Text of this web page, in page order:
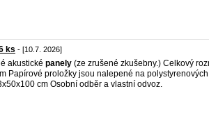
ks - [10.7. 2026]
akustické panely (ze zrušené zkušebny.) Celkový
Papírové proložky jsou nalepené na polystyrenových
cm Osobní odběr a vlastní odvoz.